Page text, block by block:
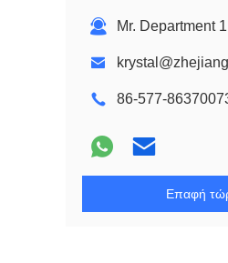
Mr. Department 1
86-577-
Επαφή